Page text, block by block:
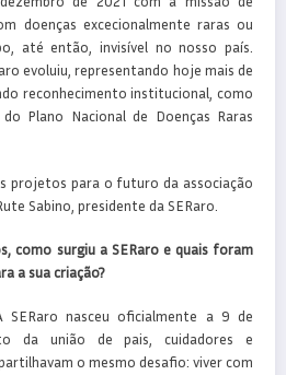
doenças excecionalmente raras ou
até então, invisível no nosso país.
evoluiu, representando hoje mais de
reconhecimento institucional, como
Plano Nacional de Doenças Raras
projetos para o futuro da associação
Sabino, presidente da SERaro.
como surgiu a SERaro e quais foram
a sua criação?
nasceu oficialmente a 9 de
da união de pais, cuidadores e
o mesmo desafio: viver com